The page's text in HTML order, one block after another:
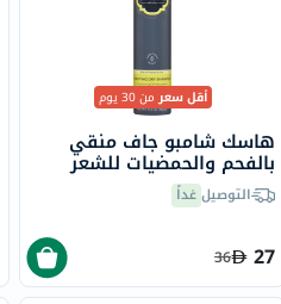
أقل سعرمن 30 يوم
هاسك شامبو جاف منقي
بالفحم والحمضيات للشعر
الدهني 122 جرام
التوصيلغداً
27
36